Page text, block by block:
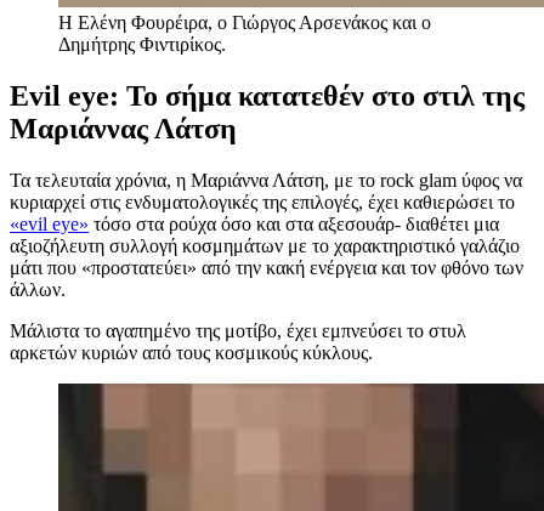
Η Ελένη Φουρέιρα, ο Γιώργος Αρσενάκος και ο
Δημήτρης Φιντιρίκος.
Evil eye: Το σήμα κατατεθέν στο στιλ της
Μαριάννας Λάτση
Τα τελευταία χρόνια, η Μαριάννα Λάτση, με το rock glam ύφος να
κυριαρχεί στις ενδυματολογικές της επιλογές, έχει καθιερώσει το
«evil eye» τόσο στα ρούχα όσο και στα αξεσουάρ- διαθέτει μια
αξιοζήλευτη συλλογή κοσμημάτων με το χαρακτηριστικό γαλάζιο
μάτι που «προστατεύει» από την κακή ενέργεια και τον φθόνο των
άλλων.
Μάλιστα το αγαπημένο της μοτίβο, έχει εμπνεύσει το στυλ
αρκετών κυριών από τους κοσμικούς κύκλους.